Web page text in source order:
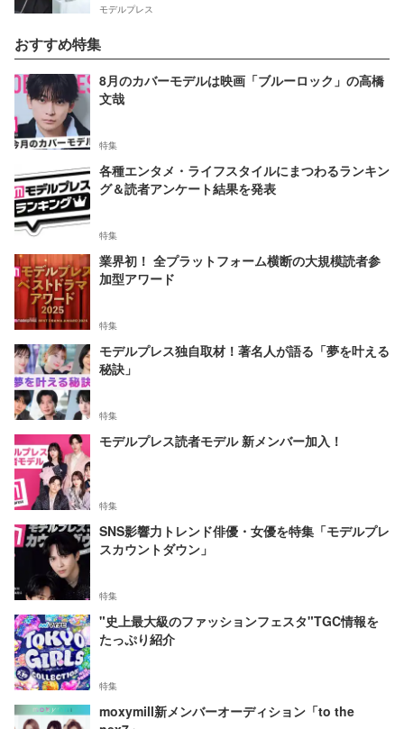
モデルプレス
おすすめ特集
8月のカバーモデルは映画「ブルーロック」の高橋
文哉
特集
各種エンタメ・ライフスタイルにまつわるランキン
グ＆読者アンケート結果を発表
特集
業界初！ 全プラットフォーム横断の大規模読者参
加型アワード
特集
モデルプレス独自取材！著名人が語る「夢を叶える
秘訣」
特集
モデルプレス読者モデル 新メンバー加入！
特集
SNS影響力トレンド俳優・女優を特集「モデルプレ
スカウントダウン」
特集
"史上最大級のファッションフェスタ"TGC情報を
たっぷり紹介
特集
moxymill新メンバーオーディション「to the